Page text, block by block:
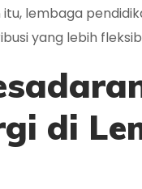
lembaga
yang lebih
di